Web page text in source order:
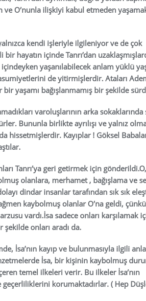
ve O’nunla ilişkiyi kabul etmeden
kendi işleriyle ilgileniyor ve de çok
hayatın içinde Tanrı’dan
yaşanılabilecek anlam yüklü
de yitirmişlerdir. Ataları
bir yaşamı bağışlanmamış bir şekilde
varoluşlarının arka
Bununla birlikte ayrılışı ve yalnız
hissetmişlerdir. Kayıplar ! Göksel
Tanrı’ya geri getirmek için gönderildi.O,
olanlara, merhamet , bağışlama ve
dindar insanlar tarafından sık sık
kaybolmuş olanlar O’na geldi, çünkü
vardı.İsa sadece onları karşılamak
onları aradı da.
İsa’nın kayıp ve bulunmasıyla ilgili
İsa, bir kişinin kaybolmuş
temel ilkeleri verir. Bu ilkeler İsa’nın
korumaktadırlar. ( Hep